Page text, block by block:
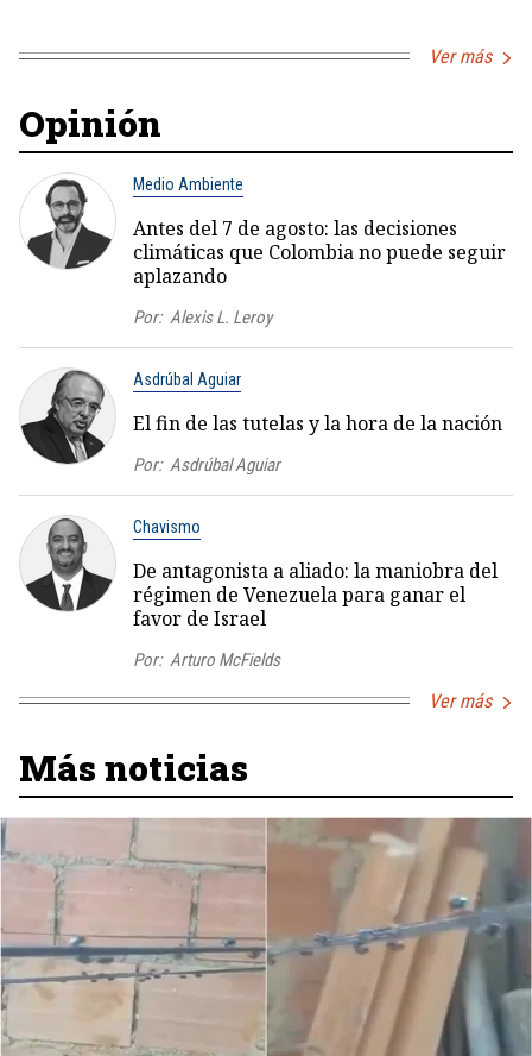
Ver más
Opinión
Medio Ambiente
Antes del 7 de agosto: las decisiones
climáticas que Colombia no puede seguir
aplazando
Por: Alexis L. Leroy
Asdrúbal Aguiar
El fin de las tutelas y la hora de la nación
Por: Asdrúbal Aguiar
Chavismo
De antagonista a aliado: la maniobra del
régimen de Venezuela para ganar el
favor de Israel
Por: Arturo McFields
Ver más
Más noticias